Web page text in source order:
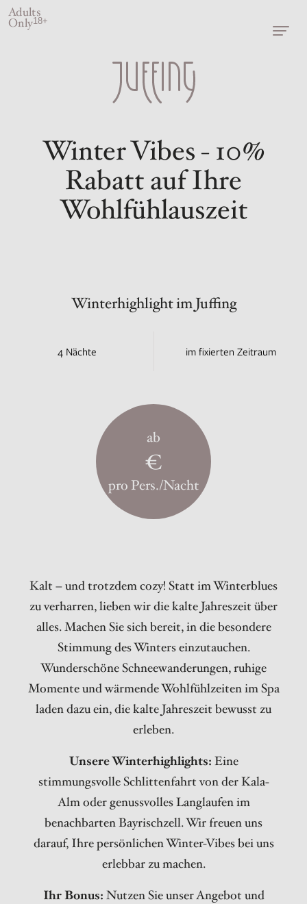
Adults
Only18+
Winter Vibes - 10%
Rabatt auf Ihre
Wohlfühlauszeit
Winterhighlight im Juffing
4 Nächte im fixierten Zeitraum
ab
€
pro Pers./Nacht
Kalt – und trotzdem cozy! Statt im Winterblues
zu verharren, lieben wir die kalte Jahreszeit über
alles. Machen Sie sich bereit, in die besondere
Stimmung des Winters einzutauchen.
Wunderschöne Schneewanderungen, ruhige
Momente und wärmende Wohlfühlzeiten im Spa
laden dazu ein, die kalte Jahreszeit bewusst zu
erleben.
Unsere Winterhighlights: Eine
stimmungsvolle Schlittenfahrt von der Kala-
Alm oder genussvolles Langlaufen im
benachbarten Bayrischzell. Wir freuen uns
darauf, Ihre persönlichen Winter-Vibes bei uns
erlebbar zu machen.
Ihr Bonus: Nutzen Sie unser Angebot und